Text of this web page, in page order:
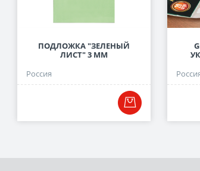
ПОДЛОЖКА "ЗЕЛЕНЫЙ
ЛИСТ" 3 ММ
Россия